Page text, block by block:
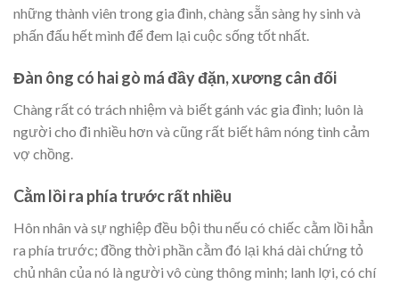
những thành viên trong gia đình, chàng sẵn sàng hy sinh và
phấn đấu hết mình để đem lại cuộc sống tốt nhất.
Đàn ông có hai gò má đầy đặn, xương cân đối
Chàng rất có trách nhiệm và biết gánh vác gia đình; luôn là
người cho đi nhiều hơn và cũng rất biết hâm nóng tình cảm
vợ chồng.
Cằm lồi ra phía trước rất nhiều
Hôn nhân và sự nghiệp đều bội thu nếu có chiếc cằm lồi hẳn
ra phía trước; đồng thời phần cằm đó lại khá dài chứng tỏ
chủ nhân của nó là người vô cùng thông minh; lanh lợi, có chí